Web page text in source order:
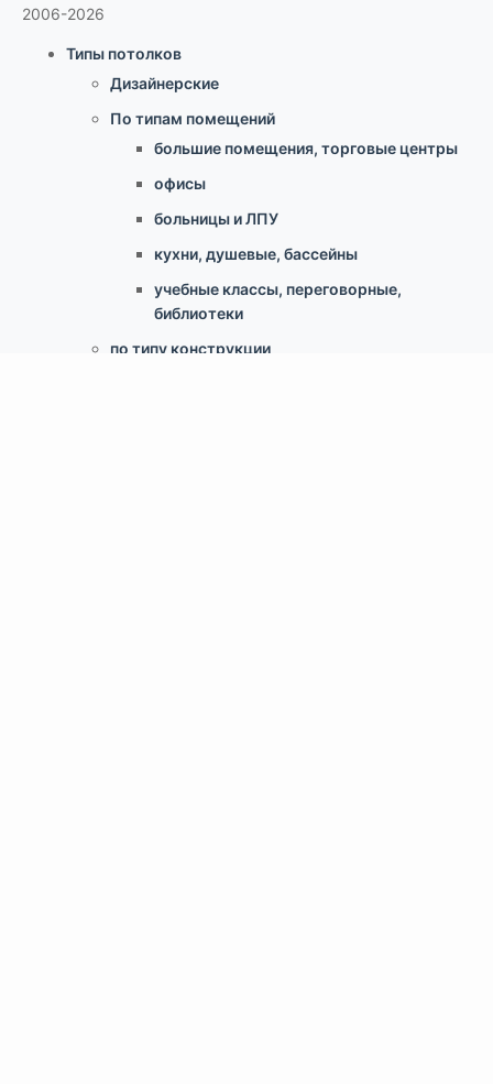
2006-2026
Типы потолков
Дизайнерские
По типам помещений
большие помещения, торговые центры
офисы
больницы и ЛПУ
кухни, душевые, бассейны
учебные классы, переговорные,
библиотеки
по типу конструкции